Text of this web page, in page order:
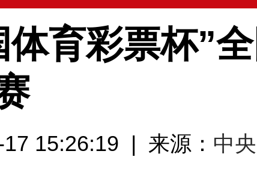
体育彩票杯”
15:26:19 | 来源： 中